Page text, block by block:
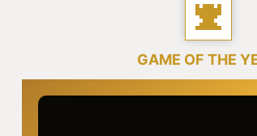
GAME OF THE